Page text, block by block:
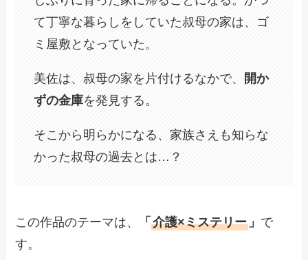
て丁寧な暮らしをしていた叔母の家は、ゴ
ミ屋敷となっていた。
美佐は、叔母の家を片付けるなかで、
開か
ずの金庫を発見する。
そこから明らかになる、家族さえも知らな
かった叔母の過去とは…？
この作品のテーマは、 「介護×ミステリー 」 で
す。